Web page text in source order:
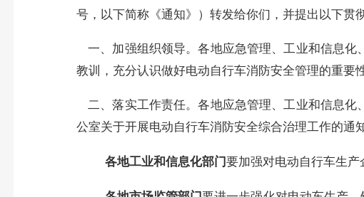
号，以下简称《通知》）转发给你们，并提出以下贯
一、加强组织领导。各地应急管理、工业和信息化
教训，充分认识做好电动自行车消防安全管理的重要
二、落实工作责任。各地应急管理、工业和信息化
公室关于开展电动自行车消防安全综合治理工作的通
各地工业和信息化部门要加强对电动自行车生产